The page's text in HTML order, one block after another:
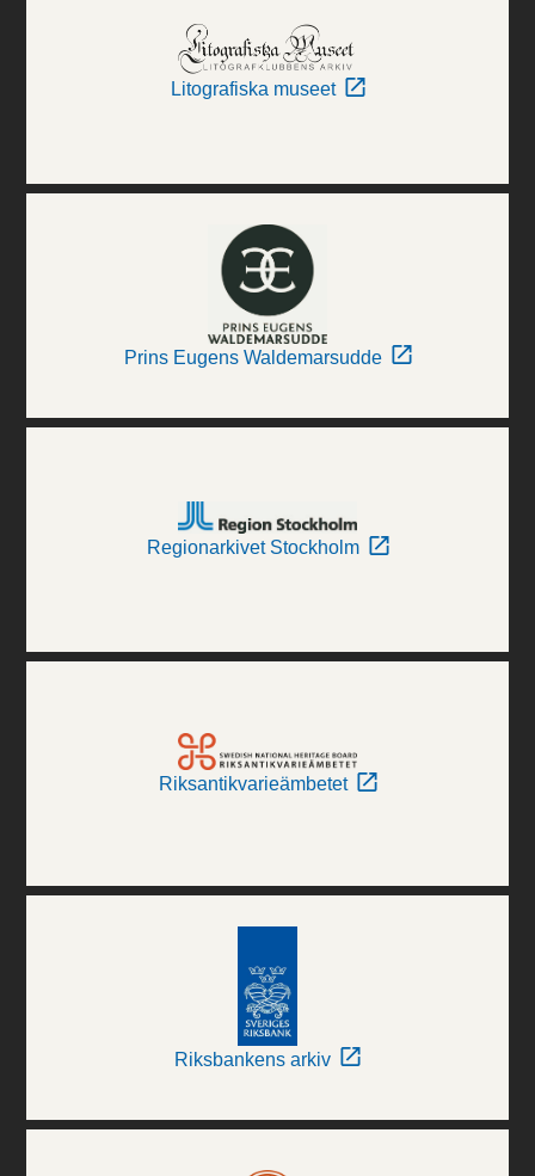
Litografiska museet
Prins Eugens Waldemarsudde
Regionarkivet Stockholm
Riksantikvarieämbetet
Riksbankens arkiv